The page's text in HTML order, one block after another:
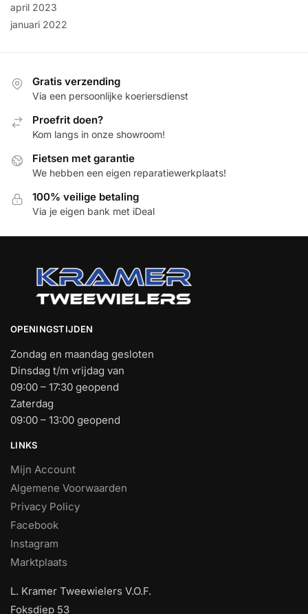
april 2023
januari 2022
Gratis verzending
Via een persoonlijke koeriersdienst
Proefrit doen?
Kom langs in onze showroom!
Fietsen met garantie
We hebben een eigen reparatiewerkplaats!
100% veilige betaling
Via je eigen bank met iDeal
OPENINGSTIJDEN
Zondag en maandag gesloten
Dinsdag t/m vrijdag van
09:00 – 17:30 geopend
Zaterdag
09:00 – 13:00 geopend
LINKS
Mijn Account
Algemene Voorwaarden
Privacy Policy
Facebook
Instagram
Marktplaats
L. Kramer Tweewielers V.O.F.
Foksdiep 53